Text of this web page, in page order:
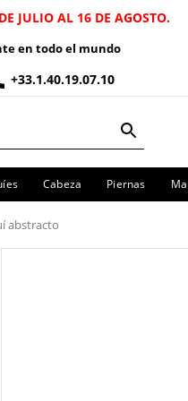
JULIO AL 16 DE AGOSTO.
en todo el mundo
+33.1.40.19.07.10
Cabeza Piernas
abstracto